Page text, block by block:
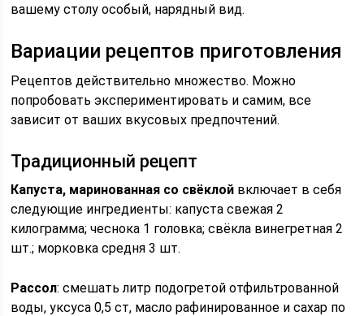
вашему столу особый, нарядный вид.
Вариации рецептов приготовления
Рецептов действительно множество. Можно
попробовать экспериментировать и самим, все
зависит от ваших вкусовых предпочтений.
Традиционный рецепт
Капуста, маринованная со свёклой включает в себя
следующие ингредиенты: капуста свежая 2
килограмма; чеснока 1 головка; свёкла винегретная 2
шт.; морковка средня 3 шт.
Рассол: смешать литр подогретой отфильтрованной
воды, уксуса 0,5 ст, масло рафинированное и сахар по